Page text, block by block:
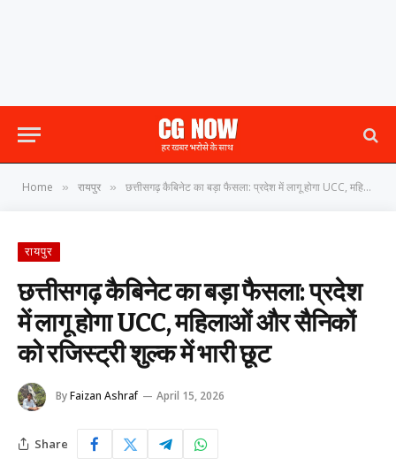
Home » रायपुर » छत्तीसगढ़ कैबिनेट का बड़ा फैसला: प्रदेश में लागू होगा UCC, महिलाओं और सैनिकों को रजिस्ट्री शुल्क में भारी छूट
रायपुर
छत्तीसगढ़ कैबिनेट का बड़ा फैसला: प्रदेश
में लागू होगा UCC, महिलाओं और सैनिकों
को रजिस्ट्री शुल्क में भारी छूट
ByFaizan Ashraf April 15, 2026
Share